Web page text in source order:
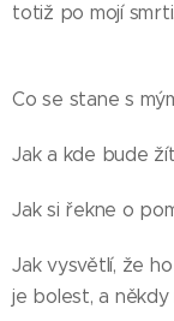
totiž po mojí smrti.
Co se stane s
Jak a kde bude
Jak si řekne o
Jak vysvětlí, že
je bolest, a